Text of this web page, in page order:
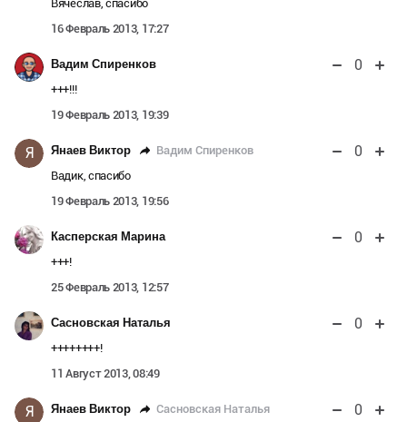
Вячеслав, спасибо
16 Февраль 2013, 17:27
Вадим Спиренков 0
+++!!!
19 Февраль 2013, 19:39
Я Янаев Виктор Вадим Спиренков 0
Вадик, спасибо
19 Февраль 2013, 19:56
Касперская Марина 0
+++!
25 Февраль 2013, 12:57
Сасновская Наталья 0
++++++++!
11 Август 2013, 08:49
Я Янаев Виктор Сасновская Наталья 0